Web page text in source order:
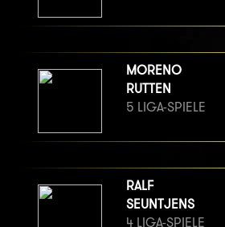
MORENO
RUTTEN
5 LIGA-SPIELE
RALF
SEUNTJENS
4 LIGA-SPIELE